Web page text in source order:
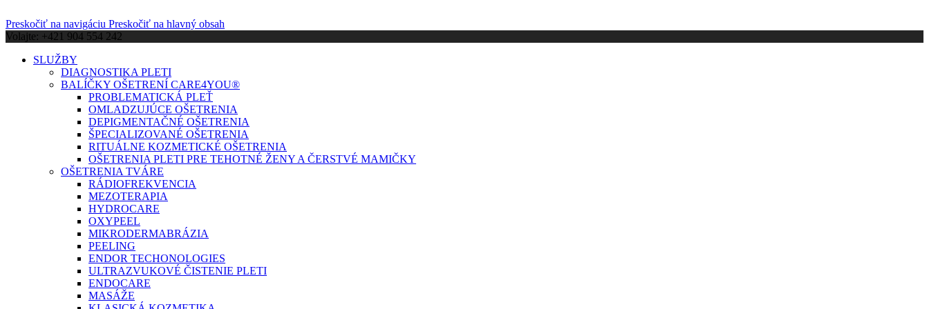
Preskočiť na navigáciu Preskočiť na hlavný obsah
Volajte: +421 904 554 242
SLUŽBY
DIAGNOSTIKA PLETI
BALÍČKY OŠETRENÍ CARE4YOU®
PROBLEMATICKÁ PLEŤ
OMLADZUJÚCE OŠETRENIA
DEPIGMENTAČNÉ OŠETRENIA
ŠPECIALIZOVANÉ OŠETRENIA
RITUÁLNE KOZMETICKÉ OŠETRENIA
OŠETRENIA PLETI PRE TEHOTNÉ ŽENY A ČERSTVÉ MAMIČKY
OŠETRENIA TVÁRE
RÁDIOFREKVENCIA
MEZOTERAPIA
HYDROCARE
OXYPEEL
MIKRODERMABRÁZIA
PEELING
ENDOR TECHONOLOGIES
ULTRAZVUKOVÉ ČISTENIE PLETI
ENDOCARE
MASÁŽE